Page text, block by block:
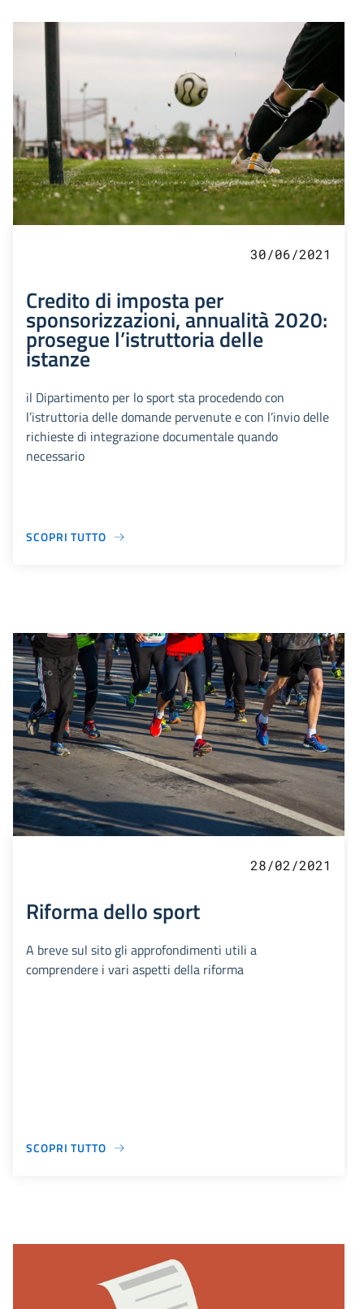
30/06/2021
Credito di imposta per
sponsorizzazioni, annualità 2020:
prosegue l’istruttoria delle
istanze
il Dipartimento per lo sport sta procedendo con
l’istruttoria delle domande pervenute e con l’invio delle
richieste di integrazione documentale quando
necessario
SCOPRI TUTTO
28/02/2021
Riforma dello sport
A breve sul sito gli approfondimenti utili a
comprendere i vari aspetti della riforma
SCOPRI TUTTO